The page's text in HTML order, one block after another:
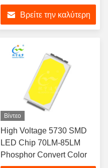
36V
Βρείτε την καλύτερη
Βίντεο
High Voltage 5730 SMD
LED Chip 70LM-85LM
Phosphor Convert Color